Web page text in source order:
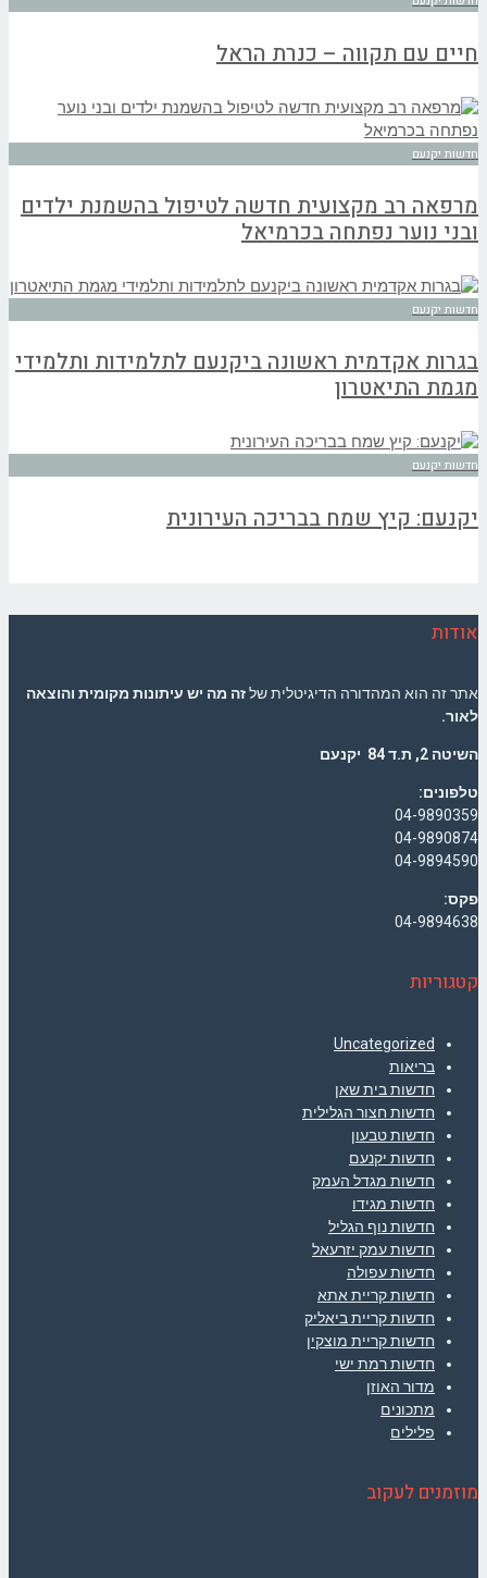
חיים עם תקווה – כנרת הראל
חדשות יקנעם
מרפאה רב מקצועית חדשה לטיפול בהשמנת ילדים
ובני נוער נפתחה בכרמיאל
חדשות יקנעם
בגרות אקדמית ראשונה ביקנעם לתלמידות ותלמידי
מגמת התיאטרון
חדשות יקנעם
יקנעם: קיץ שמח בבריכה העירונית
אודות
אתר זה הוא המהדורה הדיגיטלית שלזה מה יש עיתונות מקומית והוצאה
לאור.
השיטה 2, ת.ד 84 יקנעם
טלפונים:
04-9890359
04-9890874
04-9894590
פקס:
04-9894638
קטגוריות
Uncategorized
בריאות
חדשות בית שאן
חדשות חצור הגלילית
חדשות טבעון
חדשות יקנעם
חדשות מגדל העמק
חדשות מגידו
חדשות נוף הגליל
חדשות עמק יזרעאל
חדשות עפולה
חדשות קריית אתא
חדשות קריית ביאליק
חדשות קריית מוצקין
חדשות רמת ישי
מדור האוזן
מתכונים
פלילים
מוזמנים לעקוב